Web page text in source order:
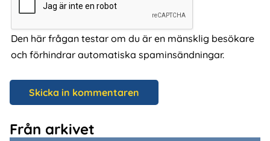
Den här frågan testar om du är en mänsklig besökare
och förhindrar automatiska spaminsändningar.
Från arkivet